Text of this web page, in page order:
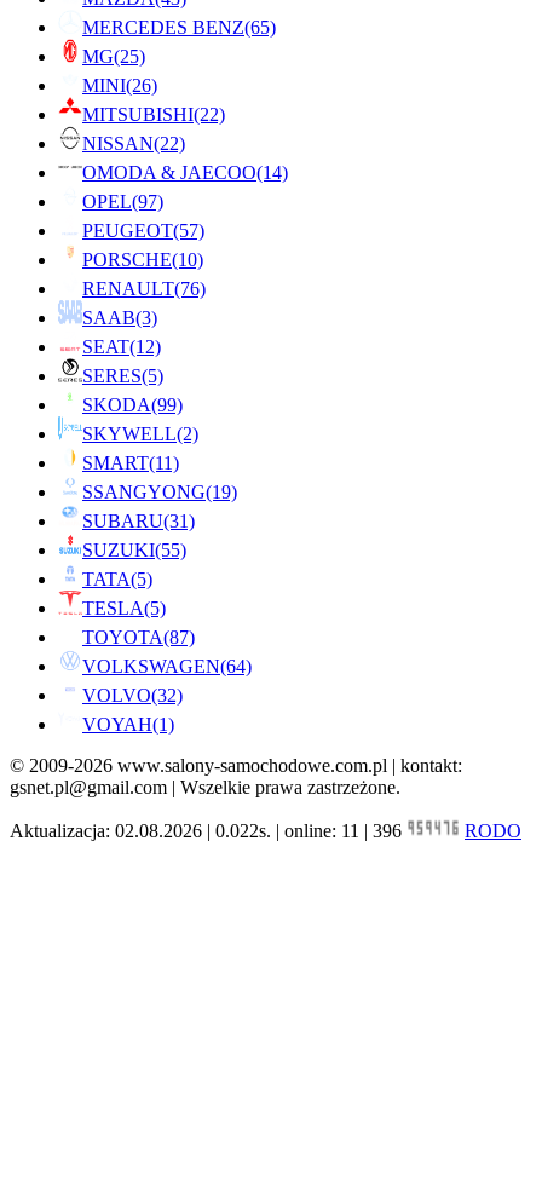
MERCEDES BENZ(65)
MG(25)
MINI(26)
MITSUBISHI(22)
NISSAN(22)
OMODA & JAECOO(14)
OPEL(97)
PEUGEOT(57)
PORSCHE(10)
RENAULT(76)
SAAB(3)
SEAT(12)
SERES(5)
SKODA(99)
SKYWELL(2)
SMART(11)
SSANGYONG(19)
SUBARU(31)
SUZUKI(55)
TATA(5)
TESLA(5)
TOYOTA(87)
VOLKSWAGEN(64)
VOLVO(32)
VOYAH(1)
© 2009-2026 www.salony-samochodowe.com.pl | kontakt:
gsnet.pl@gmail.com | Wszelkie prawa zastrzeżone.
Aktualizacja: 02.08.2026 | 0.022s. | online: 11 | 396 RODO